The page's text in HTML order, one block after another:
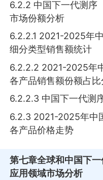
6.2.2 中国下一代测序
市场份额分析
6.2.2.1 2021-2025年
细分类型销售额统计
6.2.2.2 2021-2025年
各产品销售额份额占
6.2.2.3 中国下一代测
6.2.3 2021-2025年中
各产品价格走势
第七章全球和中国下
应用领域市场分析